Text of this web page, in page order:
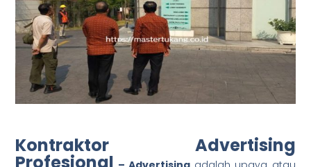
Kontraktor Advertising